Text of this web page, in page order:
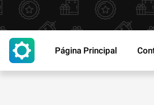
Página Principal